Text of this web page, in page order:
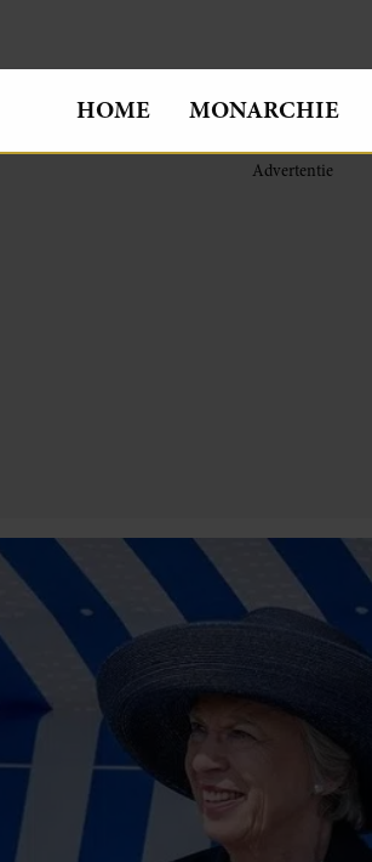
HOME MONARCHIE